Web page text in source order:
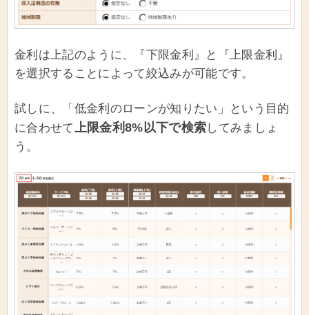
金利は上記のように、『下限金利』と『上限金利』
を選択することによって絞込みが可能です。
試しに、「低金利のローンが知りたい」という目的
に合わせて
上限金利8%以下で検索してみましょ
う。